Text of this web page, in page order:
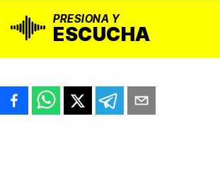
PRESIONA Y
ESCUCHA